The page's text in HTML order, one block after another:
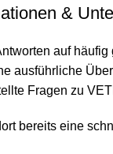
&
auf häufig
ausführliche
Fragen zu
bereits eine